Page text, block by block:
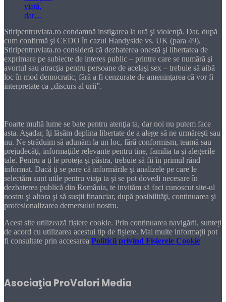
Stiripentruviata.ro condamnă instigarea la ură şi violenţă. Dar, după
cum confirmă şi CEDO în cazul Handyside vs. UK (para 49),
Stiripentruviata.ro consideră că dezbaterea onestă şi libertatea de
exprimare pe subiecte de interes public – printre care se numără şi
avortul sau atracţia pentru persoane de acelaşi sex – trebuie să aibă
loc în mod democratic, fără a fi cenzurate de ameninţarea că vor fi
interpretate ca „discurs al urii”.
Foarte multă lume se bate pentru atenţia ta, dar noi nu putem face
asta. Aşadar, îţi lăsăm deplina libertate de a alege să ne urmăreşti sau
nu. Ne străduim să adunăm la un loc, fără conformism, teamă sau
prejudecăţi, informaţiile relevante pentru tine, familia ta şi alegerile
tale. Pentru a ţi le proteja şi păstra, trebuie să fii în primul rând
informat. Dacă ţi se pare că informările şi analizele pe care le
selectăm sunt utile pentru viaţa ta şi se pot dovedi necesare în
dezbaterea publică din România, te invităm să faci cunoscut site-ul
nostru şi altora şi să susţii financiar, după posibilităţi, continuarea şi
profesionalizarea demersului nostru.
Acest site utilizează fișiere cookie. Prin continuarea navigării, sunteți
de acord cu utilizarea acestui tip de fișiere. Mai multe informații pot
fi consultate prin accesarea Politicii privind Fișierele Cookie
Asociaţia ProValori Media